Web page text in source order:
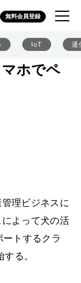
無料会員登録
IoT 通
ホでペ
理ビジネスに
よって犬の活
トするクラ
る。